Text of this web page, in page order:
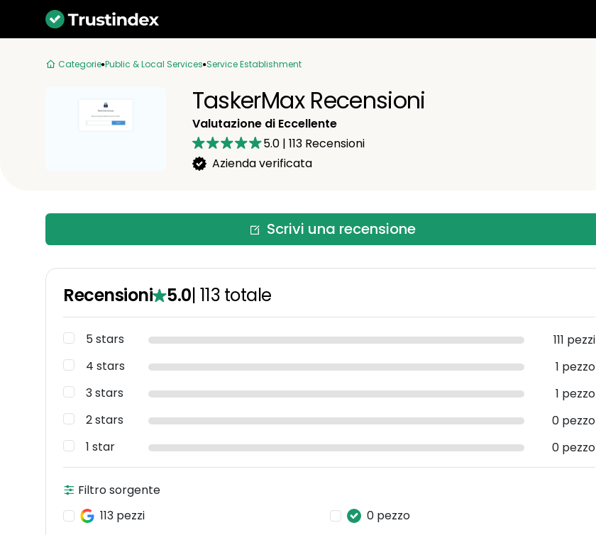
Categorie Public & Local Services Service Establishment
TaskerMax Recensioni
Valutazione di Eccellente
5.0 | 113Recensioni
Azienda verificata
Scrivi una recensione
Recensioni 5.0| 113 totale
5 stars
111 pezzi
4 stars
1 pezzo
3 stars
1 pezzo
2 stars
0 pezzo
1 star
0 pezzo
Filtro sorgente
113 pezzi
0 pezzo